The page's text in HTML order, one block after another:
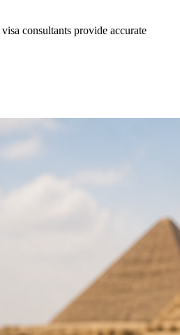
consultants provide accurate